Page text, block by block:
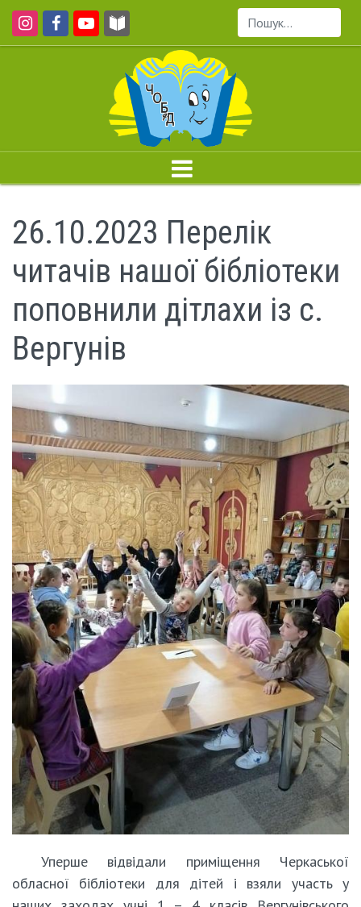
Пошук...
26.10.2023 Перелік
читачів нашої бібліотеки
поповнили дітлахи із с.
Вергунів
Уперше відвідали приміщення Черкаської
обласної бібліотеки для дітей і взяли участь у